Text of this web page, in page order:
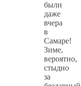
были
даже
вчера
в
Самаре!
Зиме,
вероятно,
стыдно
за